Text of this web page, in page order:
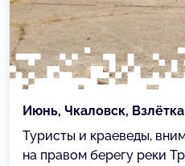
Июнь, Чкаловск,
Туристы и краеведы,
на правом берегу реки